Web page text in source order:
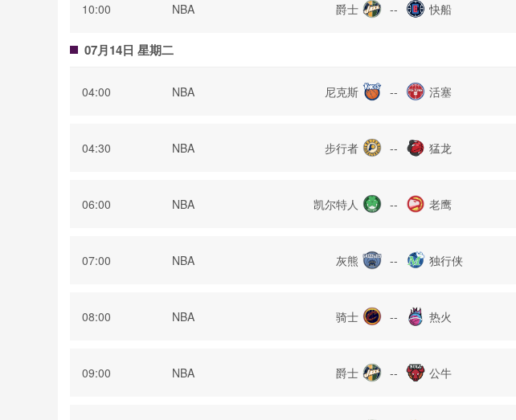
10:00 NBA 爵士 -- 快船
07月14日 星期二
04:00 NBA 尼克斯 -- 活塞
04:30 NBA 步行者 -- 猛龙
06:00 NBA 凯尔特人 -- 老鹰
07:00 NBA 灰熊 -- 独行侠
08:00 NBA 骑士 -- 热火
09:00 NBA 爵士 -- 公牛